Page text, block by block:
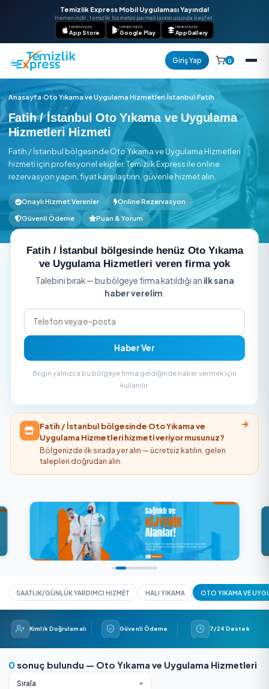
Temizlik Express Mobil Uygulaması Yayında!
Hemen indir, temizlik hizmetini parmaklarının ucunda keşfet.
HEMEN İNDIR
App Store
HEMEN İNDIR
Google Play
HEMEN İNDIR
AppGallery
Giriş Yap
Anasayfa›Oto Yıkama ve Uygulama Hizmetleri›İstanbul›Fatih
Fatih / İstanbul Oto Yıkama ve
Hizmetleri Hizmeti
Fatih / İstanbul bölgesinde Oto Yıkama ve Uygulama
hizmeti için profesyonel ekipler. Temizlik Express ile online
rezervasyon yapın, fiyat karşılaştırın, güvenle hizmet alın.
Güvenli Ödeme Puan & Yorum
Fatih / İstanbul bölgesinde henüz Oto
ve Uygulama Hizmetleri veren firma
Talebini bırak — bu bölgeye firma katıldığı an ilk
haber verelim
Haber Ver
Bilgin yalnızca bu bölgeye firma geldiğinde haber vermek
kullanılır.
Fatih / İstanbul bölgesinde Oto Yıkama ve
Uygulama Hizmetleri hizmeti veriyor musunuz?
Bölgenizde ilk sırada yer alın — ücretsiz katılın, gelen
talepleri doğrudan alın.